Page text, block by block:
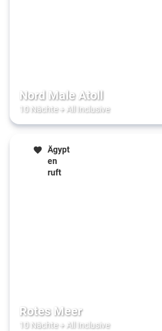
Nord Male Atoll
10 Nächte+ All Inclusive
Ägypt
en
ruft
Rotes Meer
10 Nächte+ All Inclusive